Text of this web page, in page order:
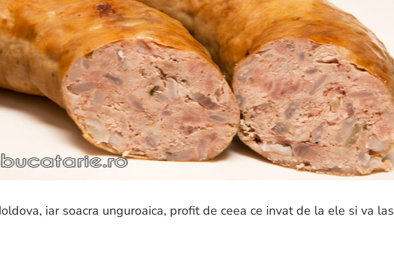
iar soacra unguroaica, profit de ceea ce invat de la ele si va las